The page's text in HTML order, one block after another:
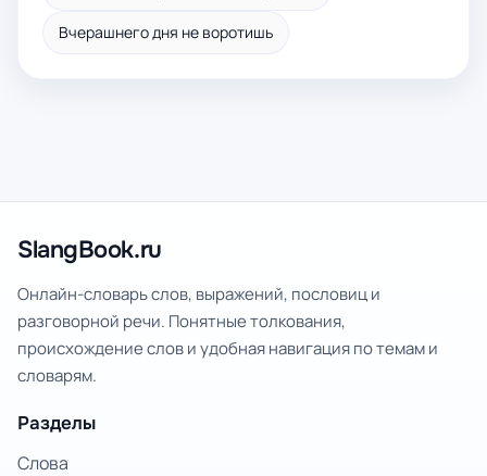
Вчерашнего дня не воротишь
SlangBook.ru
Онлайн-словарь слов, выражений, пословиц и
разговорной речи. Понятные толкования,
происхождение слов и удобная навигация по темам и
словарям.
Разделы
Слова